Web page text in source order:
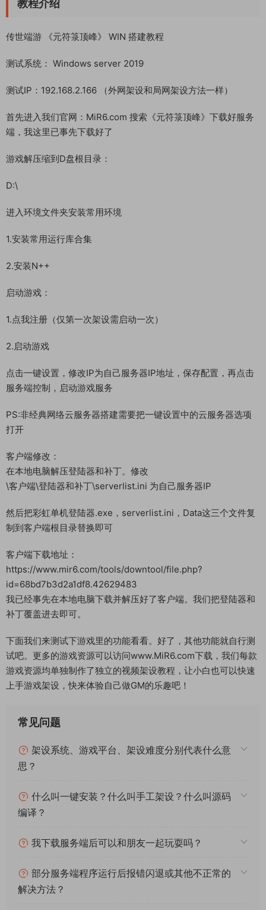
教程介绍
传世端游 《元符箓顶峰》 WIN 搭建教程
测试系统： Windows server 2019
测试IP：192.168.2.166 （外网架设和局网架设方法一样）
首先进入我们官网：MiR6.com 搜索《元符箓顶峰》下载好服务
端，我这里已事先下载好了
游戏解压缩到D盘根目录：
D:\
进入环境文件夹安装常用环境
1.安装常用运行库合集
2.安装N++
启动游戏：
1.点我注册（仅第一次架设需启动一次）
2.启动游戏
点击一键设置，修改IP为自己服务器IP地址，保存配置，再点击
服务端控制，启动游戏服务
PS:非经典网络云服务器搭建需要把一键设置中的云服务器选项
打开
客户端修改：
在本地电脑解压登陆器和补丁。修改
\客户端\登陆器和补丁\serverlist.ini 为自己服务器IP
然后把彩虹单机登陆器.exe，serverlist.ini，Data这三个文件复
制到客户端根目录替换即可
客户端下载地址：
https://www.mir6.com/tools/downtool/file.php?
id=68bd7b3d2a1df8.42629483
我已经事先在本地电脑下载并解压好了客户端。我们把登陆器和
补丁覆盖进去即可。
下面我们来测试下游戏里的功能看看。好了，其他功能就自行测
试吧。更多的游戏资源可以访问www.MiR6.com下载，我们每款
游戏资源均单独制作了独立的视频架设教程，让小白也可以快速
上手游戏架设，快来体验自己做GM的乐趣吧！
常见问题
架设系统、游戏平台、架设难度分别代表什么意
思？
什么叫一键安装？什么叫手工架设？什么叫源码
编译？
我下载服务端后可以和朋友一起玩耍吗？
部分服务端程序运行后报错闪退或其他不正常的
解决方法？